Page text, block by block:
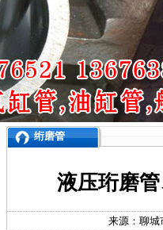
绗磨管
液压珩磨
来源： 聊城